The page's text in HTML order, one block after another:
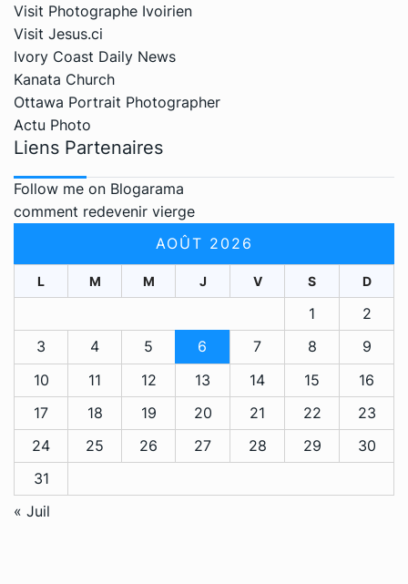
Visit Photographe Ivoirien
Visit Jesus.ci
Ivory Coast Daily News
Kanata Church
Ottawa Portrait Photographer
Actu Photo
Liens Partenaires
Follow me on Blogarama
comment redevenir vierge
AOÛT 2026
L M M J V S D
1
2
3
4 5 6 7 8
9
10
11 12 13 14 15
16
17
18 19 20 21 22
23
24
25 26 27 28 29
30
31
« Juil